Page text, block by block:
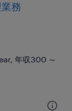
務
年収300 ～